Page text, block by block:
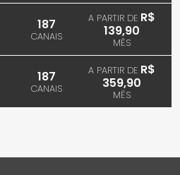
187
CANAIS
A PARTIR DE R$
139,90
MÊS
187
CANAIS
A PARTIR DE R$
359,90
MÊS